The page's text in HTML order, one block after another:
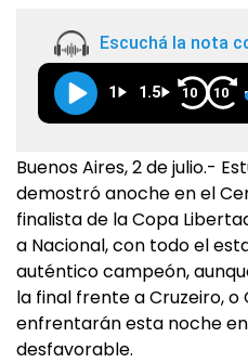
Escuchá la nota
1 1.5 10 10
Buenos Aires, 2 de julio.-
demostró anoche en el
finalista de la Copa
a Nacional, con todo el
auténtico campeón,
la final frente a Cruzeiro, o
enfrentarán esta noche
desfavorable.